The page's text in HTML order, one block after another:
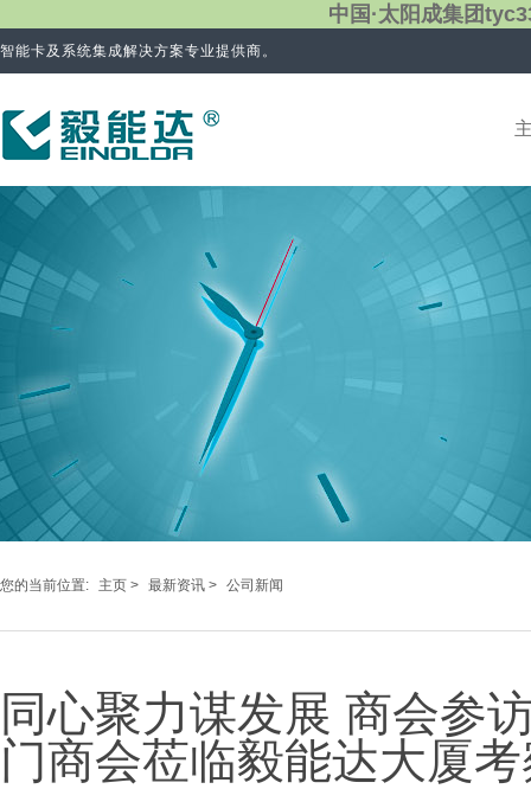
中国·太阳成集团
智能卡及系统集成解决方案专业提供商。
您的当前位置: 主页 > 最新资讯 > 公司新闻
同心聚力谋发展 商会
门商会莅临毅能达大厦